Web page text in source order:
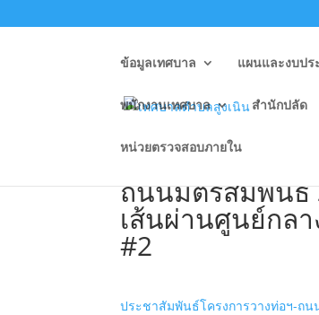
ข้อมูลเทศบาล แผนและงบป
พนักงานเทศบาล สำนักปลัด
หน่วยตรวจสอบภายใน
ถนนมิตรสัมพันธ์
เส้นผ่านศูนย์กล
#2
ประชาสัมพันธ์โครงการวางท่อฯ-ถ